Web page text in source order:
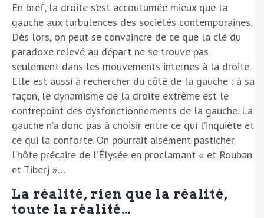
En bref, la droite s’est accoutumée mieux que la
gauche aux turbulences des sociétés contemporaines.
Dès lors, on peut se convaincre de ce que la clé du
paradoxe relevé au départ ne se trouve pas
seulement dans les mouvements internes à la droite.
Elle est aussi à rechercher du côté de la gauche : à sa
façon, le dynamisme de la droite extrême est le
contrepoint des dysfonctionnements de la gauche. La
gauche n’a donc pas à choisir entre ce qui l’inquiète et
ce qui la conforte. On pourrait aisément pasticher
l’hôte précaire de l’Élysée en proclamant « et Rouban
et Tiberj »…
La réalité, rien que la réalité,
toute la réalité…